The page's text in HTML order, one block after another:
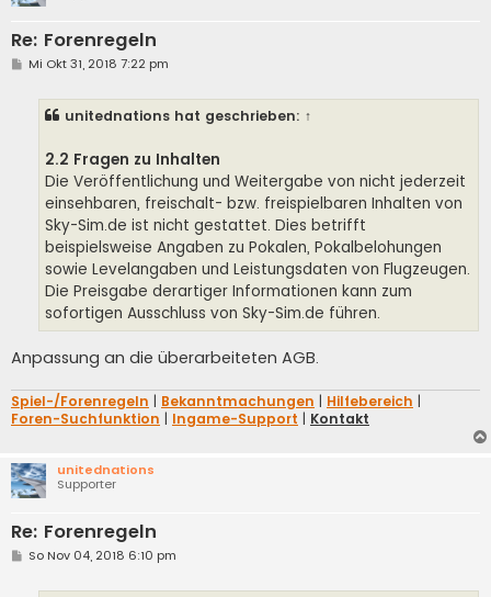
Re: Forenregeln
BMi Okt 31, 2018 7:22 pm
unitednations hat geschrieben: ↑
2.2 Fragen zu Inhalten
Die Veröffentlichung und Weitergabe von nicht jederzeit
einsehbaren, freischalt- bzw. freispielbaren Inhalten von
Sky-Sim.de ist nicht gestattet. Dies betrifft
beispielsweise Angaben zu Pokalen, Pokalbelohungen
sowie Levelangaben und Leistungsdaten von Flugzeugen.
Die Preisgabe derartiger Informationen kann zum
sofortigen Ausschluss von Sky-Sim.de führen.
Anpassung an die überarbeiteten AGB.
Spiel-/Forenregeln | Bekanntmachungen | Hilfebereich |
Foren-Suchfunktion | Ingame-Support | Kontakt
unitednations
Supporter
Re: Forenregeln
BSo Nov 04, 2018 6:10 pm